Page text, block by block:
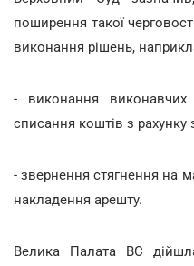
поширення такої
виконання рішень,
- виконання
списання коштів з
- звернення стягнення на
накладення арешту.
Велика Палата ВС